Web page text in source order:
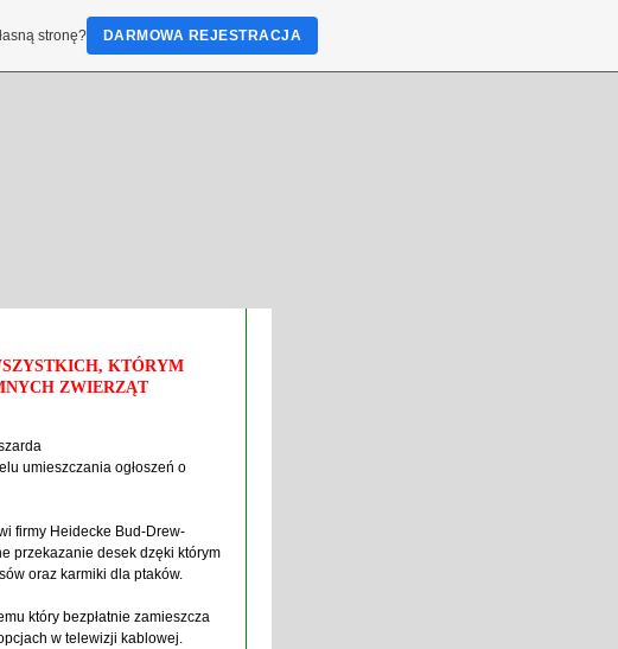
KTÓRYM
ZWIERZĄT
umieszczania ogłoszeń o
firmy Heidecke Bud-Drew-
przekazanie desek dzęki którym
oraz karmiki dla ptaków.
który bezpłatnie zamieszcza
w telewizji kablowej.
stronę? DARMOWA REJESTRACJA